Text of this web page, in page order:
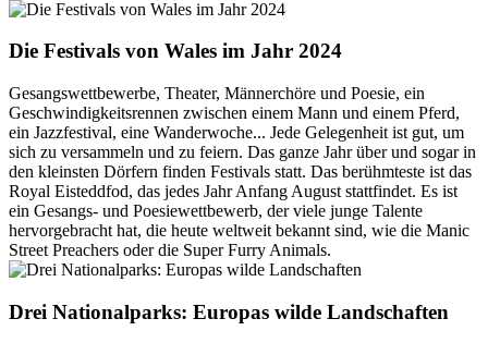
Die Festivals von Wales im Jahr 2024
Gesangswettbewerbe, Theater, Männerchöre und Poesie, ein
Geschwindigkeitsrennen zwischen einem Mann und einem Pferd,
ein Jazzfestival, eine Wanderwoche... Jede Gelegenheit ist gut, um
sich zu versammeln und zu feiern. Das ganze Jahr über und sogar in
den kleinsten Dörfern finden Festivals statt. Das berühmteste ist das
Royal Eisteddfod, das jedes Jahr Anfang August stattfindet. Es ist
ein Gesangs- und Poesiewettbewerb, der viele junge Talente
hervorgebracht hat, die heute weltweit bekannt sind, wie die Manic
Street Preachers oder die Super Furry Animals.
Drei Nationalparks: Europas wilde Landschaften